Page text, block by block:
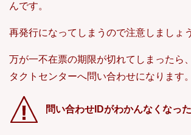
んです。
再発行になってしまうので注意しましょう
万が一不在票の期限が切れてしまったら
タクトセンターへ問い合わせになります。
問い合わせIDがわかんなくなっ